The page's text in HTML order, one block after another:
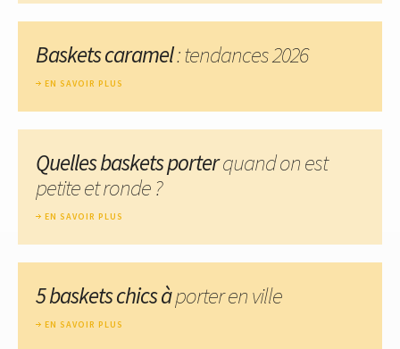
Baskets caramel: tendances 2026
EN SAVOIR PLUS
Quelles baskets porterquand on est
petite et ronde ?
EN SAVOIR PLUS
5 baskets chics àporter en ville
EN SAVOIR PLUS